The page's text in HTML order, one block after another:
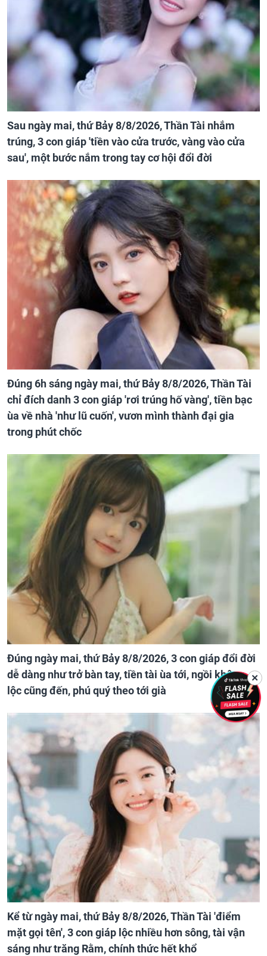
Sau ngày mai, thứ Bảy 8/8/2026, Thần Tài nhắm
trúng, 3 con giáp 'tiền vào cửa trước, vàng vào cửa
sau', một bước nắm trong tay cơ hội đổi đời
Đúng 6h sáng ngày mai, thứ Bảy 8/8/2026, Thần Tài
chỉ đích danh 3 con giáp 'rơi trúng hố vàng', tiền bạc
ùa về nhà 'như lũ cuốn', vươn mình thành đại gia
trong phút chốc
Đúng ngày mai, thứ Bảy 8/8/2026, 3 con giáp đổi đời
dễ dàng như trở bàn tay, tiền tài ùa tới, ngồi không
lộc cũng đến, phú quý theo tới già
Kể từ ngày mai, thứ Bảy 8/8/2026, Thần Tài 'điểm
mặt gọi tên', 3 con giáp lộc nhiều hơn sông, tài vận
sáng như trăng Rằm, chính thức hết khổ
✕